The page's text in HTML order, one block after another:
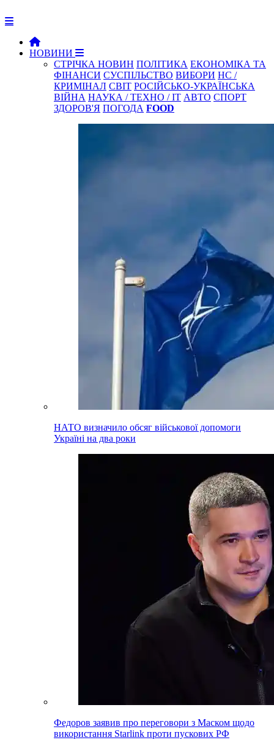
НОВИНИ
СТРІЧКА НОВИН ПОЛІТИКА ЕКОНОМІКА ТА
ФІНАНСИ СУСПІЛЬСТВО ВИБОРИ НС /
КРИМІНАЛ СВІТ РОСІЙСЬКО-УКРАЇНСЬКА
ВІЙНА НАУКА / ТЕХНО / IT АВТО СПОРТ
ЗДОРОВ'Я ПОГОДА FOOD
НАТО визначило обсяг військової допомоги
Україні на два роки
Федоров заявив про переговори з Маском щодо
використання Starlink проти пускових РФ